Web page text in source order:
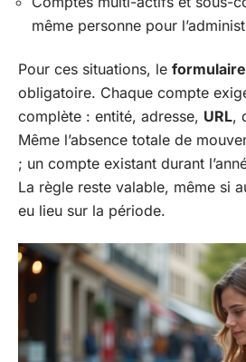
même personne pour
Pour ces situations, le
obligatoire. Chaque compte
complète : entité, adresse, URL,
Même l’absence totale de
; un compte existant durant
La règle reste valable, même si
eu lieu sur la période.